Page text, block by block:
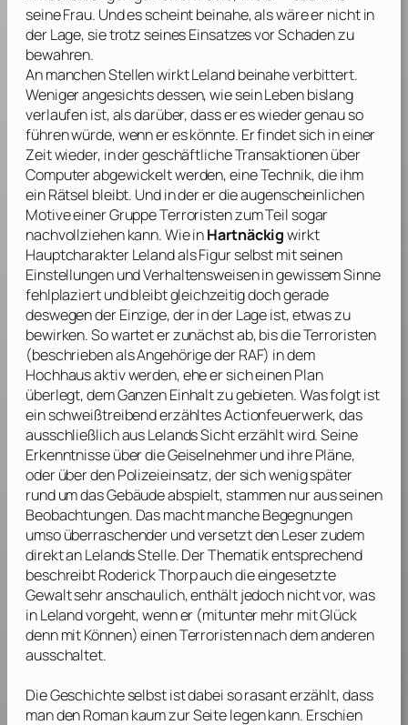
seine Frau. Und es scheint beinahe, als wäre er nicht in
der Lage, sie trotz seines Einsatzes vor Schaden zu
bewahren.
An manchen Stellen wirkt Leland beinahe verbittert.
Weniger angesichts dessen, wie sein Leben bislang
verlaufen ist, als darüber, dass er es wieder genau so
führen würde, wenn er es könnte. Er findet sich in einer
Zeit wieder, in der geschäftliche Transaktionen über
Computer abgewickelt werden, eine Technik, die ihm
ein Rätsel bleibt. Und in der er die augenscheinlichen
Motive einer Gruppe Terroristen zum Teil sogar
nachvollziehen kann. Wie inHartnäckigwirkt
Hauptcharakter Leland als Figur selbst mit seinen
Einstellungen und Verhaltensweisen in gewissem Sinne
fehlplaziert und bleibt gleichzeitig doch gerade
deswegen der Einzige, der in der Lage ist, etwas zu
bewirken. So wartet er zunächst ab, bis die Terroristen
(beschrieben als Angehörige der RAF) in dem
Hochhaus aktiv werden, ehe er sich einen Plan
überlegt, dem Ganzen Einhalt zu gebieten. Was folgt ist
ein schweißtreibend erzähltes Actionfeuerwerk, das
ausschließlich aus Lelands Sicht erzählt wird. Seine
Erkenntnisse über die Geiselnehmer und ihre Pläne,
oder über den Polizeieinsatz, der sich wenig später
rund um das Gebäude abspielt, stammen nur aus seinen
Beobachtungen. Das macht manche Begegnungen
umso überraschender und versetzt den Leser zudem
direkt an Lelands Stelle. Der Thematik entsprechend
beschreibtRoderick Thorpauch die eingesetzte
Gewalt sehr anschaulich, enthält jedoch nicht vor, was
in Leland vorgeht, wenn er (mitunter mehr mit Glück
denn mit Können) einen Terroristen nach dem anderen
ausschaltet.
Die Geschichte selbst ist dabei so rasant erzählt, dass
man den Roman kaum zur Seite legen kann. Erschien